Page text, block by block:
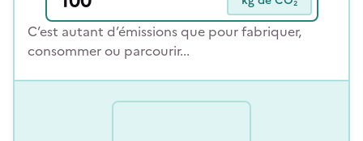
C’est autant d’émissions que pour fabriquer,
consommer ou parcourir...